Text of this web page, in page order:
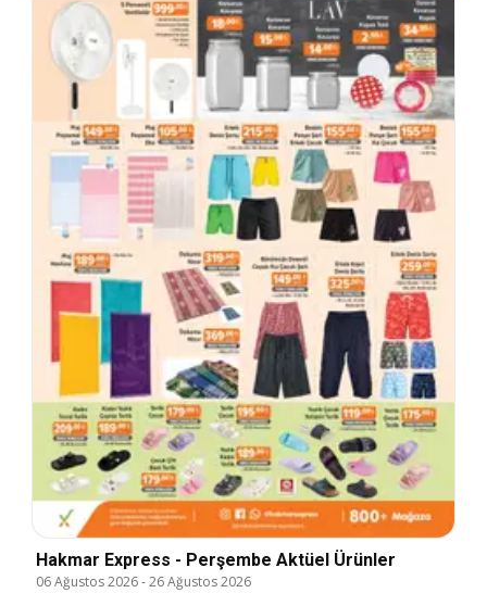
Hakmar Express - Perşembe Aktüel Ürünler
06 Ağustos 2026-26 Ağustos 2026